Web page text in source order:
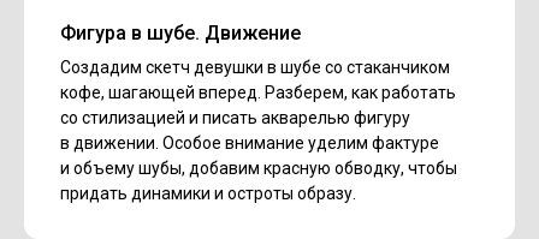
Фигура в шубе. Движение
Создадим скетч девушки в шубе со стаканчиком
кофе, шагающей вперед. Разберем, как работать
со стилизацией и писать акварелью фигуру
в движении. Особое внимание уделим фактуре
и объему шубы, добавим красную обводку, чтобы
придать динамики и остроты образу.